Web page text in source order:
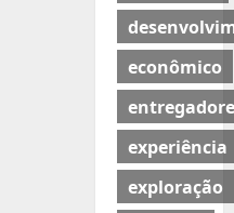
econômico
experiência
exploração